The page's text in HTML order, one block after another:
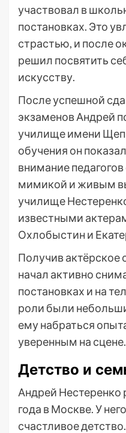
участвовал в
постановках. Это
страстью, и после
решил посвятить
искусству.
После успешной
экзаменов Андрей
училище имени
обучения он
внимание
мимикой и живым
училище
известными
Охлобыстин и
Получив актёрское
начал активно
постановках и на
роли были
ему набраться
уверенным на сцене.
Детство и
Андрей Нестеренко
года в Москве. У
счастливое